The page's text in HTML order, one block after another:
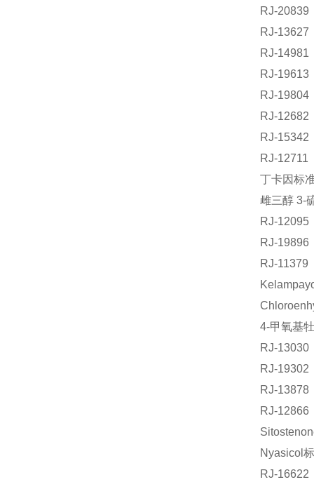
RJ-
RJ-
RJ-
RJ-
RJ-
RJ-
RJ-
RJ-
丁卡因标
雌三醇 3-
RJ-
RJ-
RJ-
4-甲氧基
RJ-
RJ-
RJ-
RJ-
Nyasicol
RJ-